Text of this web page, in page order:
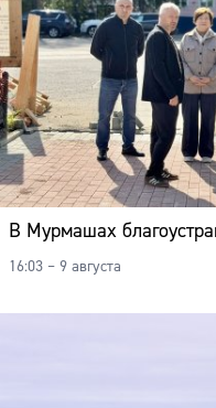
В Мурмашах
16:03 – 9 августа